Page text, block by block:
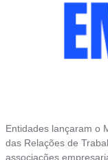
Entidades lançaram o
das Relações de
associações